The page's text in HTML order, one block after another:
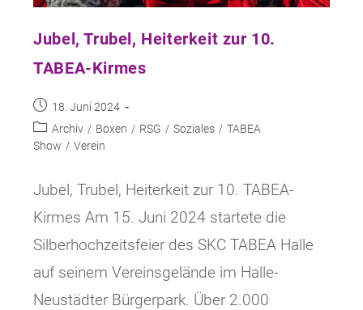
Jubel, Trubel, Heiterkeit zur 10.
TABEA-Kirmes
Beitrag
veröffentlicht:
18. Juni 2024
Beitrags-
Kategorie:
Archiv / Boxen / RSG / Soziales / TABEA
Show / Verein
Jubel, Trubel, Heiterkeit zur 10. TABEA-
Kirmes Am 15. Juni 2024 startete die
Silberhochzeitsfeier des SKC TABEA Halle
auf seinem Vereinsgelände im Halle-
Neustädter Bürgerpark. Über 2.000